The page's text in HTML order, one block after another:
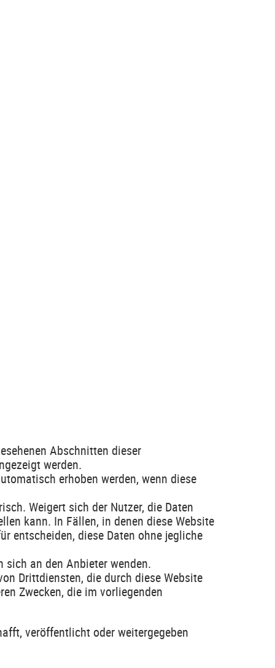
Abschnitten dieser
werden.
erhoben werden, wenn diese
Weigert sich der Nutzer, die Daten
kann. In Fällen, in denen diese Website
entscheiden, diese Daten ohne jegliche
sich an den Anbieter wenden.
Drittdiensten, die durch diese Website
Zwecken, die im vorliegenden
veröffentlicht oder weitergegeben